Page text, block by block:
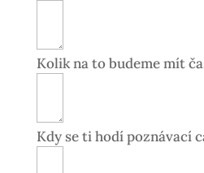
Kolik na to budeme mít
Kdy se ti hodí poznávací